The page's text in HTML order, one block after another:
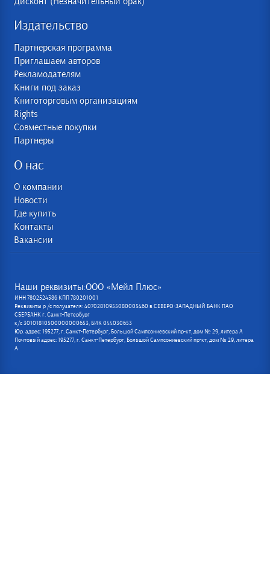
Издательство
Партнерская программа
Приглашаем авторов
Рекламодателям
Книги под заказ
Книготорговым организациям
Rights
Совместные покупки
Партнеры
О нас
О компании
Новости
Где купить
Контакты
Вакансии
Наши реквизиты:ООО «Мейл Плюс»
ИНН 7802524386 КПП 780201001
Реквизиты р /с получателя: 40702810955080005460 в СЕВЕРО-ЗАПАДНЫЙ БАНК ПАО
СБЕРБАНК г. Санкт-Петербург
к/с 30101810500000000653, БИК 044030653
Юр. адрес: 195277, г. Санкт-Петербург, Большой Сампсониевский пр-кт, дом № 29, литера А
Почтовый адрес: 195277, г. Санкт-Петербург, Большой Сампсониевский пр-кт, дом № 29, литера
А